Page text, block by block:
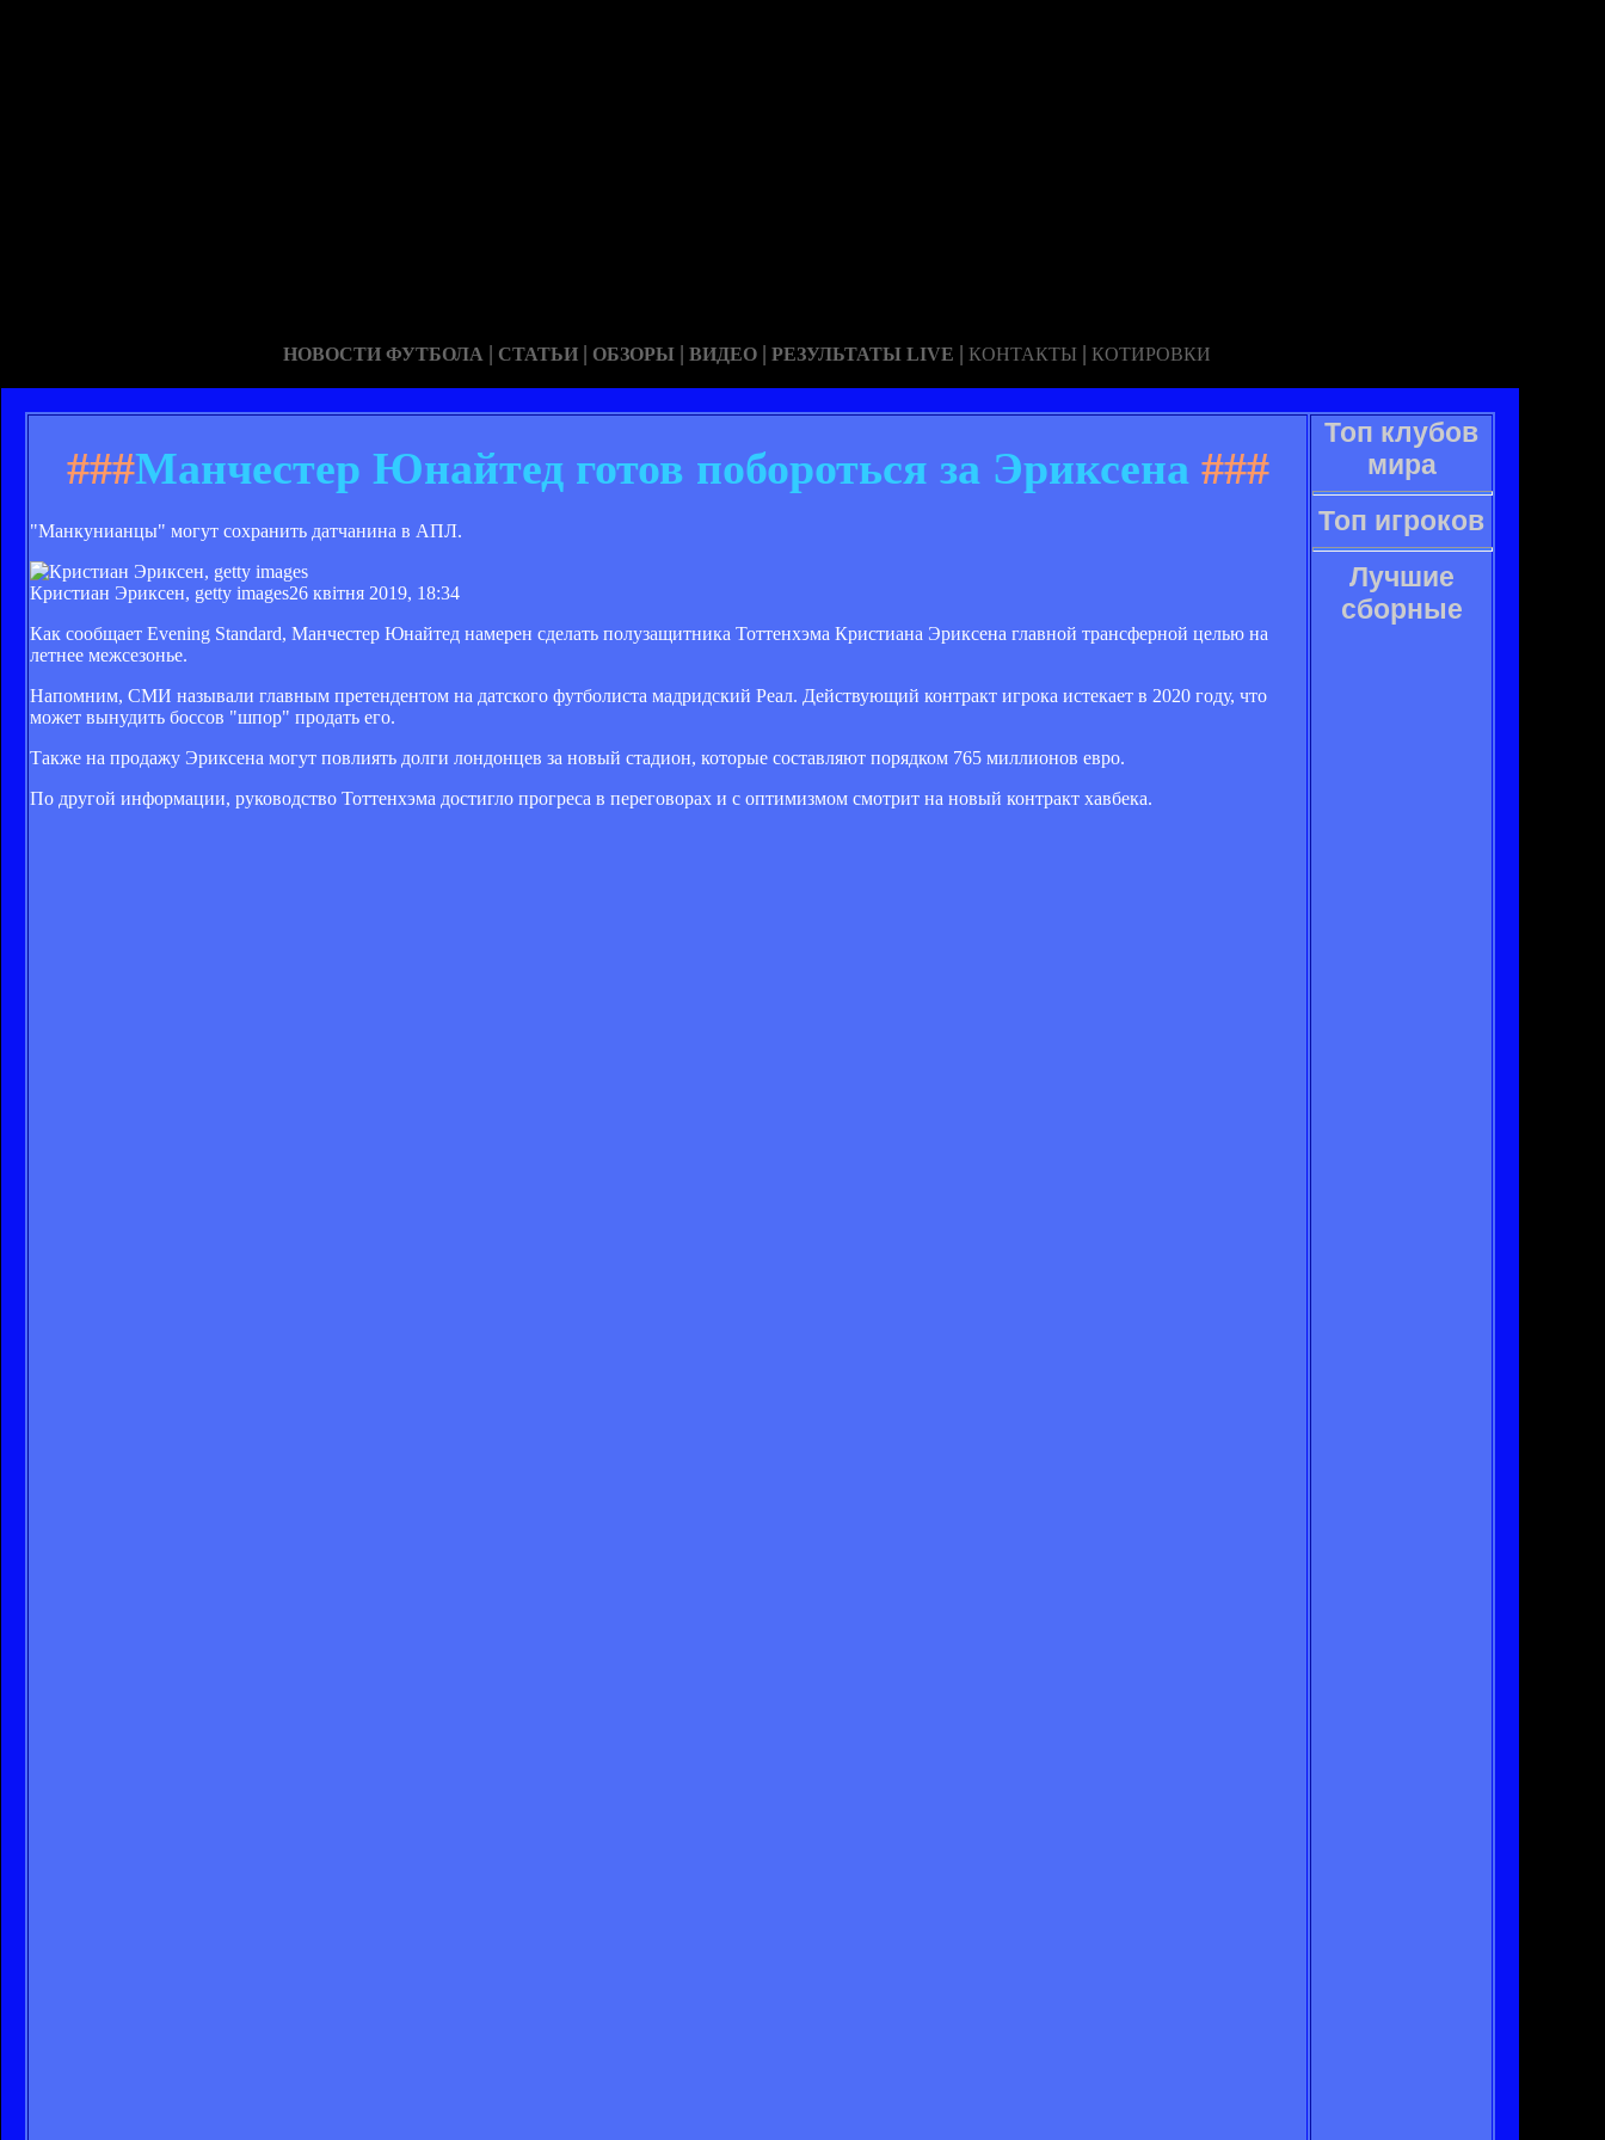
НОВОСТИ ФУТБОЛА | СТАТЬИ | ОБЗОРЫ | ВИДЕО | РЕЗУЛЬТАТЫ LIVE | КОНТАКТЫ | КОТИРОВКИ
###Манчестер Юнайтед готов побороться за Эриксена###
"Манкунианцы" могут сохранить датчанина в АПЛ.
Кристиан Эриксен, getty images26 квітня 2019, 18:34
Как сообщает Evening Standard, Манчестер Юнайтед намерен сделать полузащитника Тоттенхэма Кристиана Эриксена главной трансферной целью на
летнее межсезонье.
Напомним, СМИ называли главным претендентом на датского футболиста мадридский Реал. Действующий контракт игрока истекает в 2020 году, что
может вынудить боссов "шпор" продать его.
Также на продажу Эриксена могут повлиять долги лондонцев за новый стадион, которые составляют порядком 765 миллионов евро.
По другой информации, руководство Тоттенхэма достигло прогреса в переговорах и с оптимизмом смотрит на новый контракт хавбека.
Топ клубов
мира
Топ игроков
Лучшие
сборные